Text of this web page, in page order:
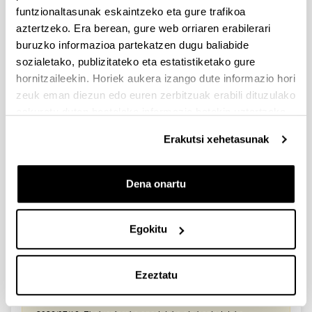
funtzionaltasunak eskaintzeko eta gure trafikoa
aztertzeko. Era berean, gure web orriaren erabilerari
buruzko informazioa partekatzen dugu baliabide
sozialetako, publizitateko eta estatistiketako gure
hornitzaileekin. Horiek aukera izango dute informazio hori
zeuk eman diezun edo euren zerbitzuak erabili dituzulako
Erakutsi xehetasunak
Dena onartu
Egokitu
Ezeztatu
2026/03/25. Onartutako eta baztertutako eskabideen behin-
behineko zerrendako akatsen zuzenketa - 2026/03/23-
Onartuak izan diren eta akatsen bat zuzendu behar duten
eskaeren behin-behineko zerrenda. Alegazioak aurkezteko
epea: 2026/03/24tik 2026/04/09rarte. (biak barne)
Zientzia, Teknologia eta Berrikuntza arloetako kultura
sustatzeko laguntzen deialdia (FECYT) 2026
Aurkezteko epea zabalik: 2026/07/01 - 2026/09/16 13:00
Dokumentazioa bidaltzeko barne-epea: bakarkako
2026/09/11
PROGRAMME 2027
IKERTZAILE DOKTOREAK UPV/EHUn KONTRATATZEKO
DEIALDIA (2026)
Izapide irekia (Eskaerak aurkezteko epea: 2026/06/03 - 2026/06/25
23:59)